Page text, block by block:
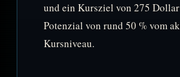
und ein Kursziel von 275
Potenzial von rund 50 % vom
Kursniveau.